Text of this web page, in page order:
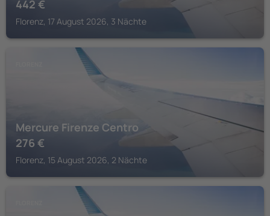
442 €
Florenz, 17 August 2026, 3 Nächte
Mercure Firenze Centro
276 €
Florenz, 15 August 2026, 2 Nächte